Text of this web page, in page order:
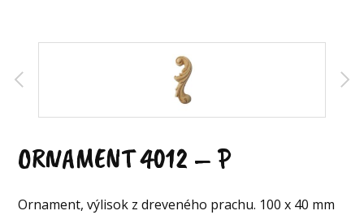
ORNAMENT 4012 – P
Ornament, výlisok z dreveného prachu. 100 x 40 mm